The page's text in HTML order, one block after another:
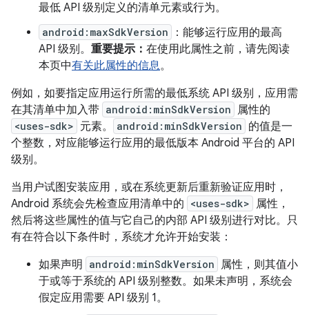
最低 API 级别定义的清单元素或行为。
android:maxSdkVersion
：能够运行应用的最高
API 级别。 重要提示： 在使用此属性之前，请先阅读
本页中有关此属性的信息。
例如，如要指定应用运行所需的最低系统 API 级别，应用需
在其清单中加入带 android:minSdkVersion 属性的
<uses-sdk> 元素。 android:minSdkVersion 的值是一
个整数，对应能够运行应用的最低版本 Android 平台的 API
级别。
当用户试图安装应用，或在系统更新后重新验证应用时，
Android 系统会先检查应用清单中的 <uses-sdk> 属性，
然后将这些属性的值与它自己的内部 API 级别进行对比。只
有在符合以下条件时，系统才允许开始安装：
如果声明
android:minSdkVersion 属性，则其值小
于或等于系统的 API 级别整数。如果未声明，系统会
假定应用需要 API 级别 1。